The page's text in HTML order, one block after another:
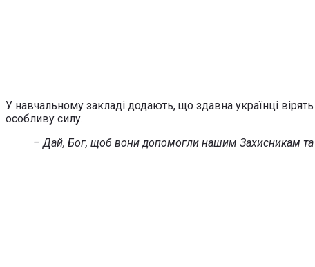
У навчальному закладі додають, що здавна українці
особливу силу.
– Дай, Бог, щоб вони допомогли нашим Захисникам